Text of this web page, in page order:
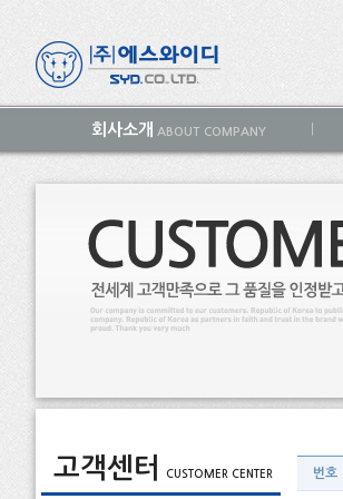
회사소개 ABOUT COMPANY
고객센터 CUSTOMER CENTER 번호